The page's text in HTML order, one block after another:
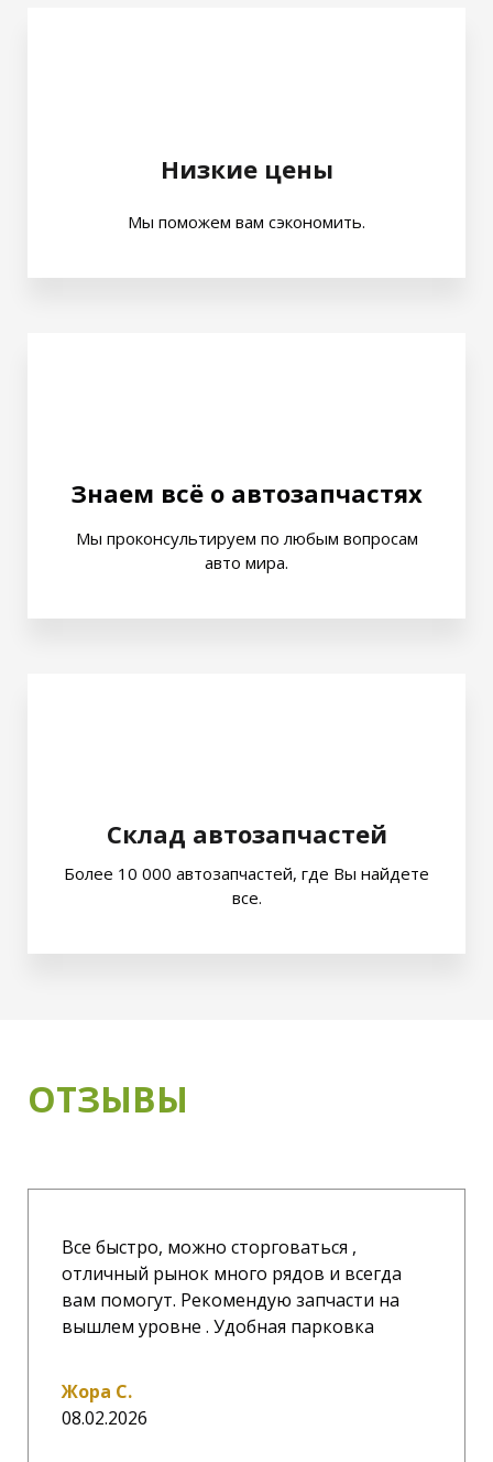
Низкие цены
Мы поможем вам сэкономить.
Знаем всё о автозапчастях
Мы проконсультируем по любым вопросам
авто мира.
Склад автозапчастей
Более 10 000 автозапчастей, где Вы найдете
все.
ОТЗЫВЫ
Все быстро, можно сторговаться ,
отличный рынок много рядов и всегда
вам помогут. Рекомендую запчасти на
вышлем уровне . Удобная парковка
Жора С.
08.02.2026